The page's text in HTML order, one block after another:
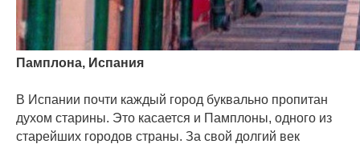
Памплона, Испания
В Испании почти каждый город буквально пропитан
духом старины. Это касается и Памплоны, одного из
старейших городов страны. За свой долгий век